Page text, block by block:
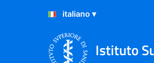
Salta al Contenuto
Salta al Footer
Istituto